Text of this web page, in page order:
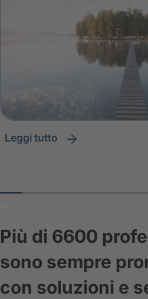
leggi tutto
Più di 6600
sono sempre
con soluzioni e